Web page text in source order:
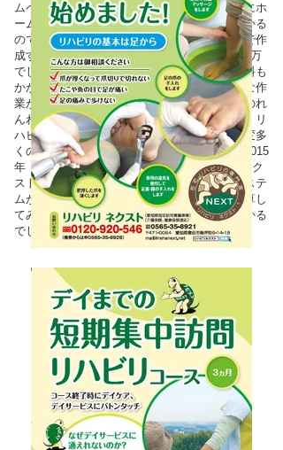
ムページに支店として紹介されます。一般的にホ
ームページを作成するのにはいくらぐらいかかる
のでしょうか？ピンからキリまでです。自分で作
成するなら0円、業者に頼めば数万から１００万
でしょう。またホームページはサーバー使用料も
かかります。そしてなにより更新という大変な作
業があります。これらは「リハビリネクストのれ
んわけ制度」制度では初めから利用出来ます。リ
ハビリネクストのフェースブックページも大変多
くの方から登録していただいています。 （2015
年 1月の時点で3000名の登録）「リハビリネク
ストのれんわけ制度」ではこれらの広告のシステ
ムが最初から利用できます。時間とお金を計算し
てみてください いかに効率的で効果的かわかる
でしょう